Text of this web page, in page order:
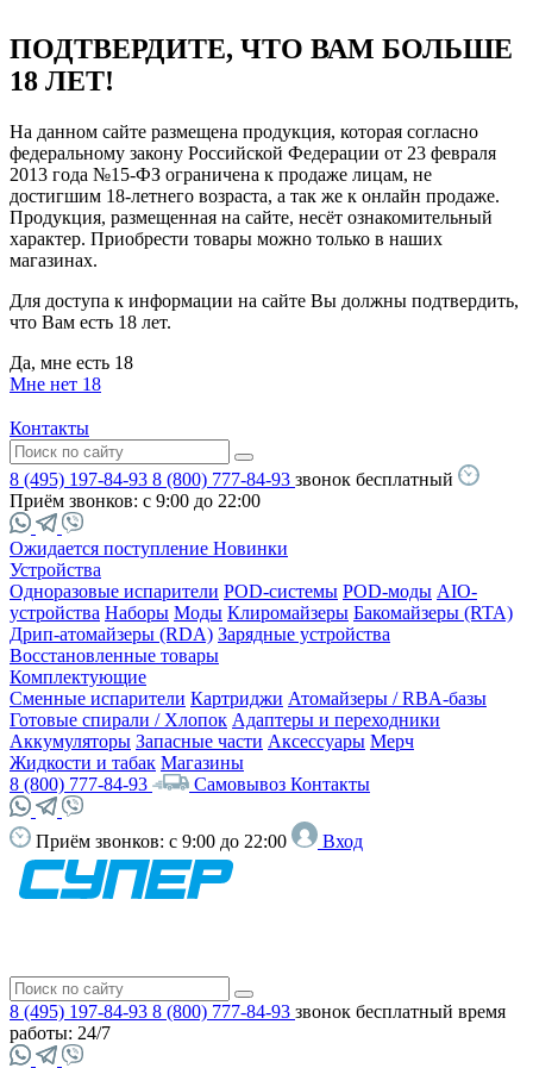
ПОДТВЕРДИТЕ, ЧТО ВАМ БОЛЬШЕ
18 ЛЕТ!
На данном сайте размещена продукция, которая согласно
федеральному закону Российской Федерации от 23 февраля
2013 года №15-ФЗ ограничена к продаже лицам, не
достигшим 18-летнего возраста, а так же к онлайн продаже.
Продукция, размещенная на сайте, несёт ознакомительный
характер. Приобрести товары можно только в наших
магазинах.
Для доступа к информации на сайте Вы должны подтвердить,
что Вам есть 18 лет.
Да, мне есть 18
Мне нет 18
Контакты
8 (495) 197-84-93 8 (800) 777-84-93 звонок бесплатный
Приём звонков: с 9:00 до 22:00
Ожидается поступление Новинки
Устройства
Одноразовые испарители POD-системы POD-моды AIO-
устройства Наборы Моды Клиромайзеры Бакомайзеры (RTA)
Дрип-атомайзеры (RDA) Зарядные устройства
Восстановленные товары
Комплектующие
Сменные испарители Картриджи Атомайзеры / RBA-базы
Готовые спирали / Хлопок Адаптеры и переходники
Аккумуляторы Запасные части Аксессуары Мерч
Жидкости и табак Магазины
8 (800) 777-84-93
Самовывоз Контакты
Приём звонков: с 9:00 до 22:00 Вход
8 (495) 197-84-93 8 (800) 777-84-93 звонок бесплатный время
работы: 24/7